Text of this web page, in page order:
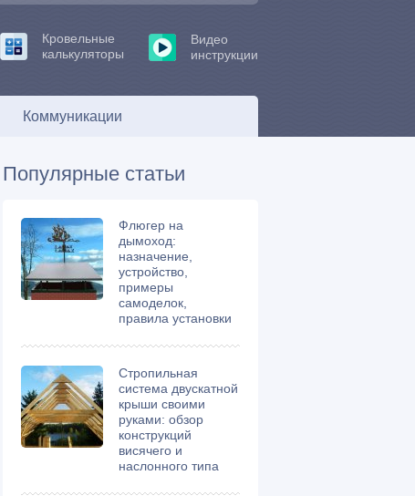
Коммуникации
Кровельные
калькуляторы
Видео
инструкции
Популярные статьи
Флюгер на
дымоход:
назначение,
устройство,
примеры
самоделок,
правила установки
Стропильная
система двускатной
крыши своими
руками: обзор
конструкций
висячего и
наслонного типа